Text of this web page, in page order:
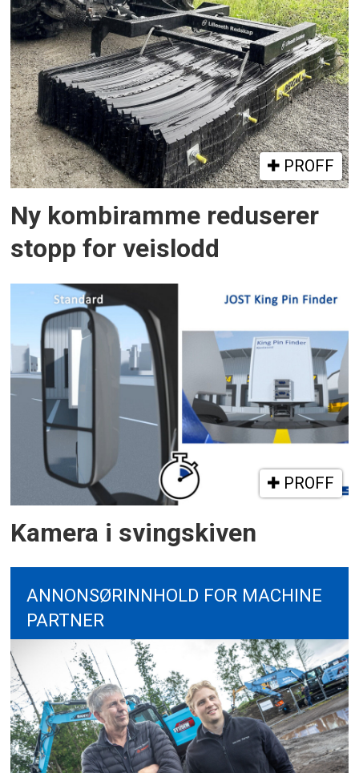
PROFF
Ny kombiramme reduserer
stopp for veislodd
PROFF
Kamera i svingskiven
ANNONSØRINNHOLD FOR MACHINE
PARTNER